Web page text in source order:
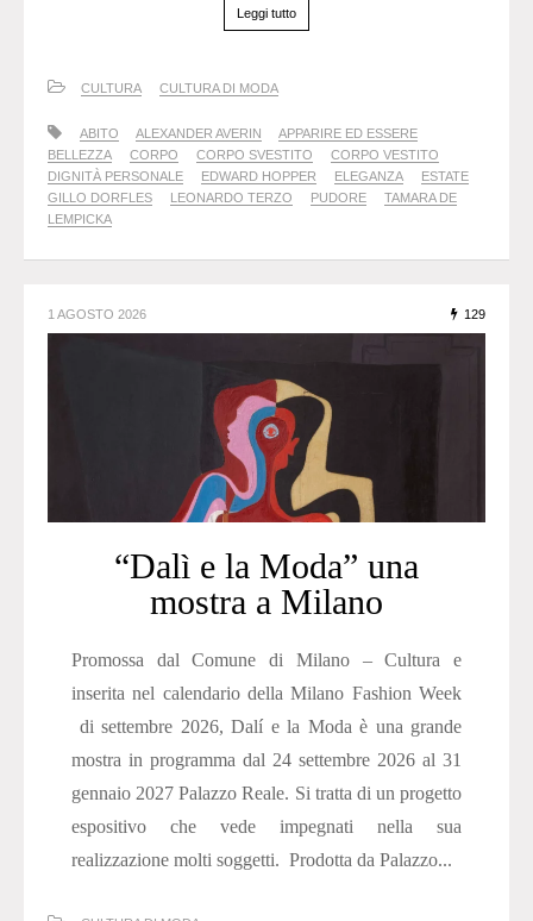
Leggi tutto
CULTURA CULTURA DI MODA
ABITO ALEXANDER AVERIN
APPARIRE ED ESSERE
BELLEZZA
CORPO CORPO SVESTITO
CORPO VESTITO
DIGNITÀ PERSONALE
EDWARD HOPPER ELEGANZA
ESTATE
GILLO DORFLES
LEONARDO TERZO PUDORE
TAMARA DE
LEMPICKA
1 AGOSTO 2026 129
“Dalì e la Moda” una
mostra a Milano
Promossa dal Comune di Milano – Cultura e
inserita nel calendario della Milano Fashion Week
di settembre 2026, Dalí e la Moda è una grande
mostra in programma dal 24 settembre 2026 al 31
gennaio 2027 Palazzo Reale. Si tratta di un progetto
espositivo che vede impegnati nella sua
realizzazione molti soggetti. Prodotta da Palazzo...